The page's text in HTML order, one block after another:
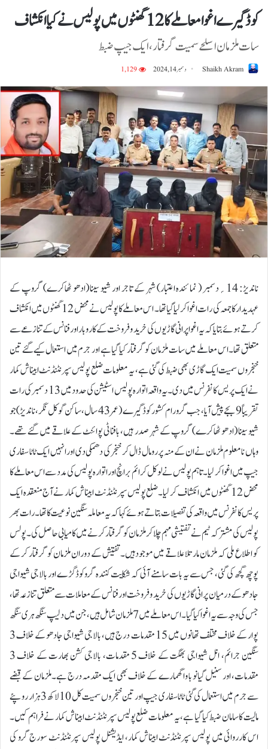
کوڈگیرے اغوا معاملے کا 12 گھنٹوں میں پولیس نے کیا انکشاف
سات ملزمان اسلحے سمیت گرفتار، ایک جیپ ضبط
Shaikh Akram دسمبر 14, 2024 1,129
ناندیڑ: 14؍دسمبر ( نمائندہ اعتبار) شہر کے تاجر اور شیو سینا (ادھو ٹھاکرے) گروپ کے
عہدیدار کا جمعہ کی رات اغوا کر لیا گیا تھا۔ اس معاملے کا پولیس نے محض 12 گھنٹوں میں انکشاف
کرتے ہوئے بتایا کہ یہ اغوا پرانی گاڑیوں کی خرید و فروخت کے کاروبار اور فنانس کے تنازعے سے
متعلق تھا۔ اس معاملے میں سات ملزمان کو گرفتار کیا گیا ہے اور جرم میں استعمال کیے گئے تین
خنجروں سمیت ایک گاڑی بھی ضبط کی گئی ہے، یہ معلومات ضلع پولیس سپرنٹنڈنٹ ابیناش کمار
نے ایک پریس کانفرنس میں دی۔یہ واقعہ اتوارہ پولیس اسٹیشن کی حدود میں 13 دسمبر کی رات
تقریباً 9 بجے پیش آیا، جب گرو رام کشور کوڈگیرے ( عمر 43 سال، ساکن گوکل نگر،ناندیڑ) جو
شیو سینا (ادھو ٹھاکرے) گروپ کے شہر صدر ہیں، بافناٹی پوائنٹ کے علاقے میں گئے تھے۔
وہاں نامعلوم ملزمان نے ان کے منہ پر رومال ڈال کر خنجر کی دھمکی دی اور انہیں ایک ٹاٹا سفاری
جیپ میں اغوا کر لیا۔ تاہم پولیس نے لوکل کرائم برانچ اور اتوارہ پولیس کی مدد سے اس معاملے کا
محض 12 گھنٹوں میں انکشاف کر لیا۔ضلع پولیس سپرنٹنڈنٹ ابیناش کمار نے آج منعقدہ ایک
پریس کانفرنس میں واقعہ کی تفصیلات بتاتے ہوئے کہا کہ یہ معاملہ سنگین نوعیت کا تھا۔ رات بھر
پولیس کی مشترکہ ٹیم نے تفتیشی مہم چلا کر ملزمان کو گرفتار کرنے میں کامیابی حاصل کی۔ پولس
کو اطلاع ملی کہ ملزمان مارتلا علاقے میں موجود ہیں۔ تفتیش کے دوران ملزمان کو گرفتار کر کے
پوچھ گچھ کی گئی، جس سے یہ بات سامنے آئی کہ شکایت کنندہ گرو کوڈگڑ ے اور بالاجی شیواجی
جادھو کے درمیان پرانی گاڑیوں کی خرید و فروخت اور فنانس کے معاملات سے متعلق تنازعہ تھا،
جس کی وجہ سے یہ اغوا کیا گیا۔اس معاملے میں 7 ملزمان شامل ہیں، جن میں دلیپ سنگھ ہری سنگھ
پوار کے خلاف مختلف تھانوں میں 15 مقدمات درج ہیں، بالاجی شیواجی جادھو کے خلاف 3
سنگین جرائم، انل شیواجی بھگت کے خلاف 5 مقدمات، بالاجی کشن بھارت کے خلاف 3
مقدمات، اور سنیل گیانو با واگھمارے کے خلاف بھی ایک مقدمہ درج ہے۔ملزمان کے قبضے
سے جرم میں استعمال کی گئی ٹاٹا سفاری جیپ اور تین خنجروں سمیت کل 10 لاکھ 3 ہزار روپئے
مالیت کا سامان ضبط کیا گیا ہے، یہ معلومات ضلع پولیس سپرنٹنڈنٹ ابیناش کمار نے فراہم کیں۔
اس کارروائی میں پولیس سپرنٹنڈنٹ ابیناش کمار، ایڈیشنل پولیس سپرنٹنڈنٹ سورج گرو کی